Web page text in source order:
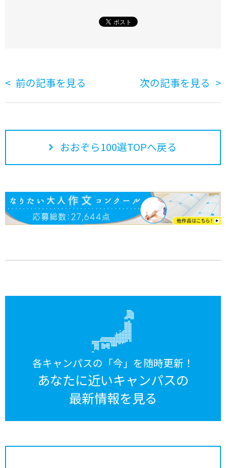
前の記事を見る 次の記事を見る
おおぞら100選TOPへ戻る
各キャンパスの「今」を随時更新！
あなたに近いキャンパスの
最新情報を見る